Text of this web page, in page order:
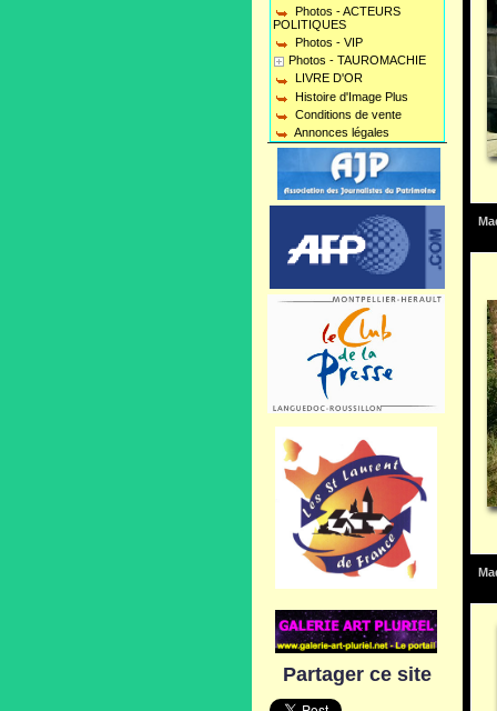
Photos - ACTEURS
POLITIQUES
Photos - VIP
Photos - TAUROMACHIE
LIVRE D'OR
Histoire d'Image Plus
Conditions de vente
Annonces légales
Partager ce site